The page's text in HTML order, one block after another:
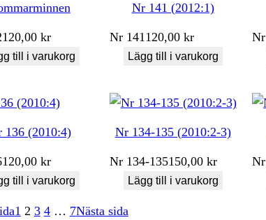
120,00kr
till i varukorg
Nr 141 (2012:1)
Nr 141120,00 kr
Lägg till i varukorg
Nr
136 (2010:4)
120,00kr
till i varukorg
Nr 134-135 (2010:2-3)
Nr 134-135150,00 kr
Lägg till i varukorg
Nr
1 2 3 4 … 7Nästa sida